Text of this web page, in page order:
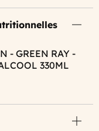
- GREEN RAY -
330ML